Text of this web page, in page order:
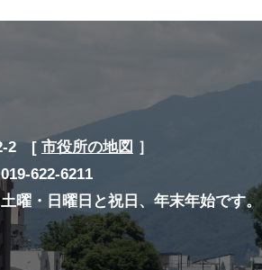
2 [ 市役所の地図 ］
622-6211
曜・日曜日と祝日、年末年始です。